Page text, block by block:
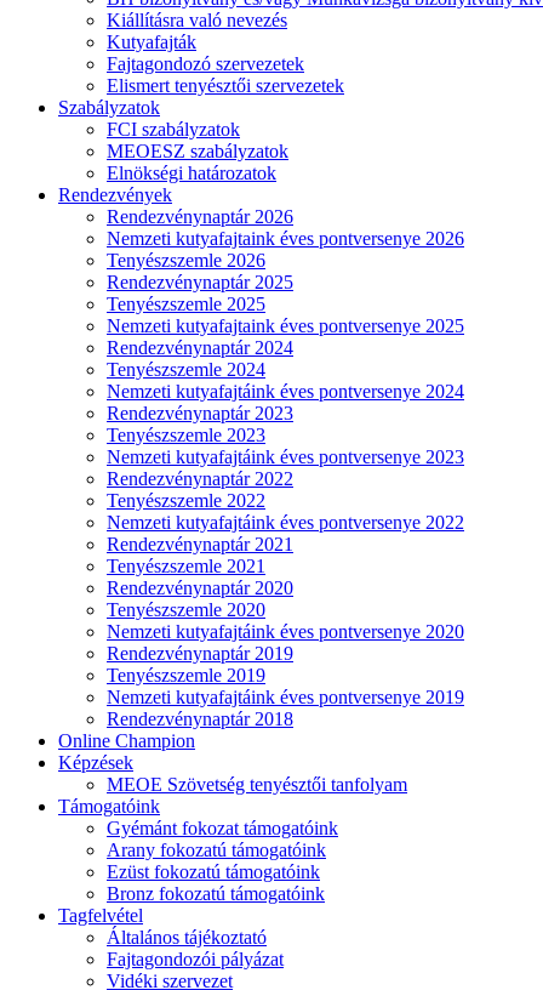
Kiállításra való nevezés
Kutyafajták
Fajtagondozó szervezetek
Elismert tenyésztői szervezetek
Szabályzatok
FCI szabályzatok
MEOESZ szabályzatok
Elnökségi határozatok
Rendezvények
Rendezvénynaptár 2026
Nemzeti kutyafajtaink éves pontversenye 2026
Tenyészszemle 2026
Rendezvénynaptár 2025
Tenyészszemle 2025
Nemzeti kutyafajtaink éves pontversenye 2025
Rendezvénynaptár 2024
Tenyészszemle 2024
Nemzeti kutyafajtáink éves pontversenye 2024
Rendezvénynaptár 2023
Tenyészszemle 2023
Nemzeti kutyafajtáink éves pontversenye 2023
Rendezvénynaptár 2022
Tenyészszemle 2022
Nemzeti kutyafajtáink éves pontversenye 2022
Rendezvénynaptár 2021
Tenyészszemle 2021
Rendezvénynaptár 2020
Tenyészszemle 2020
Nemzeti kutyafajtáink éves pontversenye 2020
Rendezvénynaptár 2019
Tenyészszemle 2019
Nemzeti kutyafajtáink éves pontversenye 2019
Rendezvénynaptár 2018
Online Champion
Képzések
MEOE Szövetség tenyésztői tanfolyam
Támogatóink
Gyémánt fokozat támogatóink
Arany fokozatú támogatóink
Ezüst fokozatú támogatóink
Bronz fokozatú támogatóink
Tagfelvétel
Általános tájékoztató
Fajtagondozói pályázat
Vidéki szervezet